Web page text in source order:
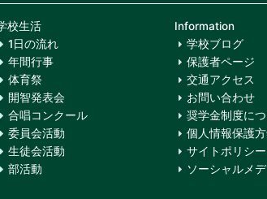
校生活
1日の流れ
年間行事
体育祭
開智発表会
合唱コンクール
委員会活動
生徒会活動
部活動
Information
学校ブログ
保護者ページ
交通アクセス
お問い合わせ
奨学金制度に
個人情報保護
サイトポリシー
ソーシャルメ